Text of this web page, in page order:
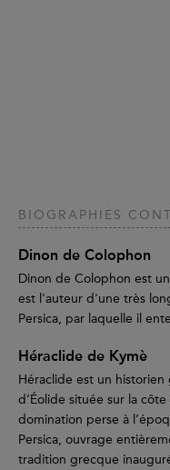
BIOGRAPHIES
Dinon de Colophon
Dinon de Colophon est
est l'auteur d'une très
Persica, par laquelle il
Héraclide de Kymè
Héraclide est un
d’Éolide située sur la
domination perse à
Persica, ouvrage
tradition grecque